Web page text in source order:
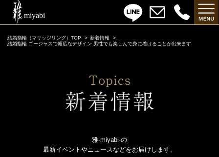
結婚指輪（マリッジリング）TOP
新着情報
結婚指輪 ゴージャスで幅広なデザイン 男性でも楽しんで身に着けることが出来ます
雅-miyabi-の
最新イベントやニュースなどをお届けします。